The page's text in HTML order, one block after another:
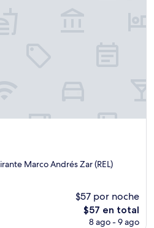
Marco Andrés Zar (REL)
$57 por noche
El
precio
$57 en total
8 ago - 9 ago